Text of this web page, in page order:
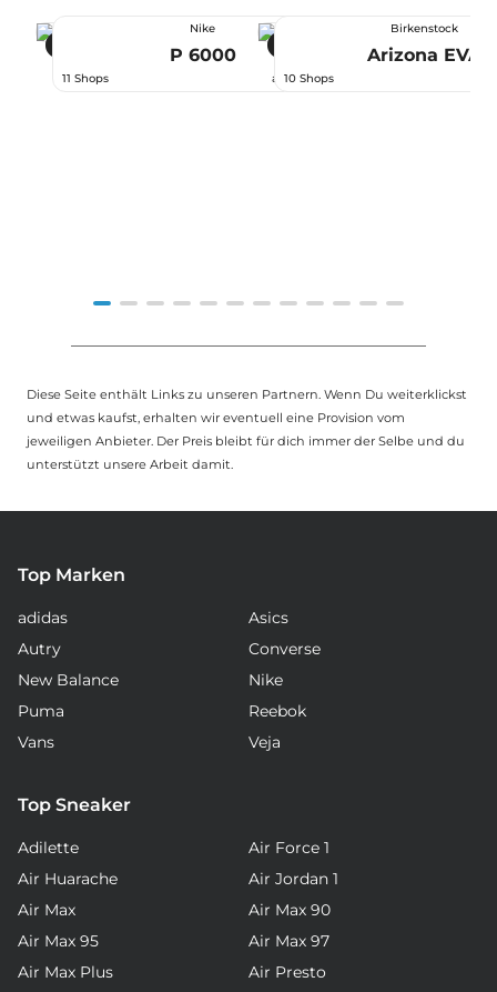
Nike
P 6000
11 Shops ab 66,99 €
Birkenstock
Arizona EVA
10 Shops
12
Diese Seite enthält Links zu unseren Partnern. Wenn Du weiterklickst
und etwas kaufst, erhalten wir eventuell eine Provision vom
jeweiligen Anbieter. Der Preis bleibt für dich immer der Selbe und du
unterstützt unsere Arbeit damit.
Top Marken
adidas
Asics
Autry
Converse
New Balance
Nike
Puma
Reebok
Vans
Veja
Top Sneaker
Adilette
Air Force 1
Air Huarache
Air Jordan 1
Air Max
Air Max 90
Air Max 95
Air Max 97
Air Max Plus
Air Presto